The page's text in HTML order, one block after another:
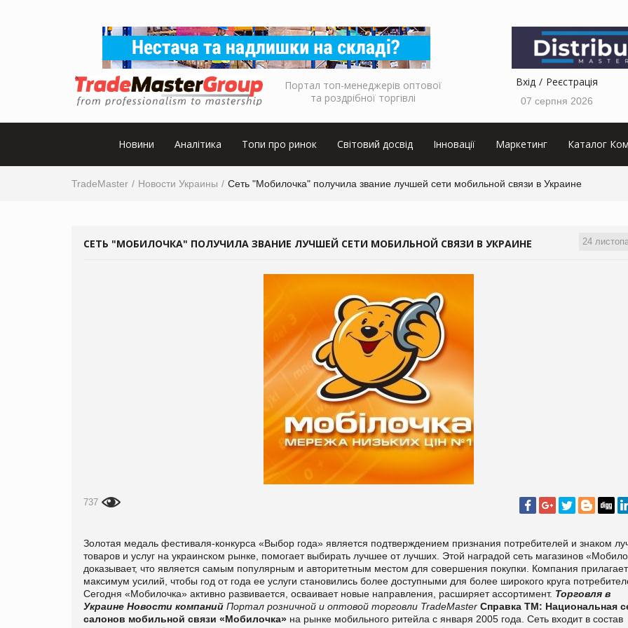
Портал топ-менеджерів оптової
та роздрібної торгівлі
Вхід Реєстрація
07 серпня 2026
Новини Аналітика Топи про ринок Світовий досвід Інновації Маркетинг Каталог
TradeMaster Новости Украины Сеть "Мобилочка" получила звание лучшей сети мобильной связи в Украине
24
СЕТЬ "МОБИЛОЧКА" ПОЛУЧИЛА ЗВАНИЕ ЛУЧШЕЙ СЕТИ МОБИЛЬНОЙ СВЯЗИ В УКРАИНЕ
737
Золотая медаль фестиваля-конкурса «Выбор года» является подтверждением признания потребителей и знаком
товаров и услуг на украинском рынке, помогает выбирать лучшее от лучших. Этой наградой сеть магазинов
доказывает, что является самым популярным и авторитетным местом для совершения покупки. Компания прилагает
максимум усилий, чтобы год от года ее услуги становились более доступными для более широкого круга
Сегодня «Мобилочка» активно развивается, осваивает новые направления, расширяет ассортимент. Торговля в
Украине Новости компаний Портал розничной и оптовой торговли TradeMaster Справка ТМ: Национальная
салонов мобильной связи «Мобилочка» на рынке мобильного ритейла с января 2005 года. Сеть входит в состав